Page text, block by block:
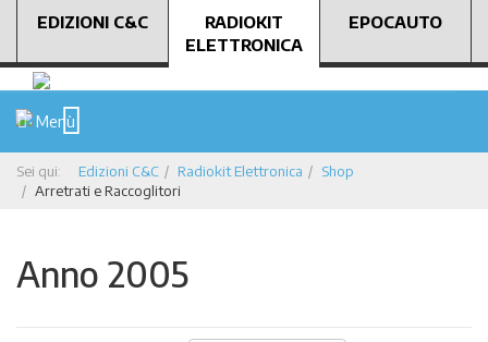
EDIZIONI C&C
RADIOKIT
ELETTRONICA
EPOCAUTO
Menù
Sei qui: Edizioni C&C Radiokit Elettronica
Shop
Arretrati e Raccoglitori
Anno 2005